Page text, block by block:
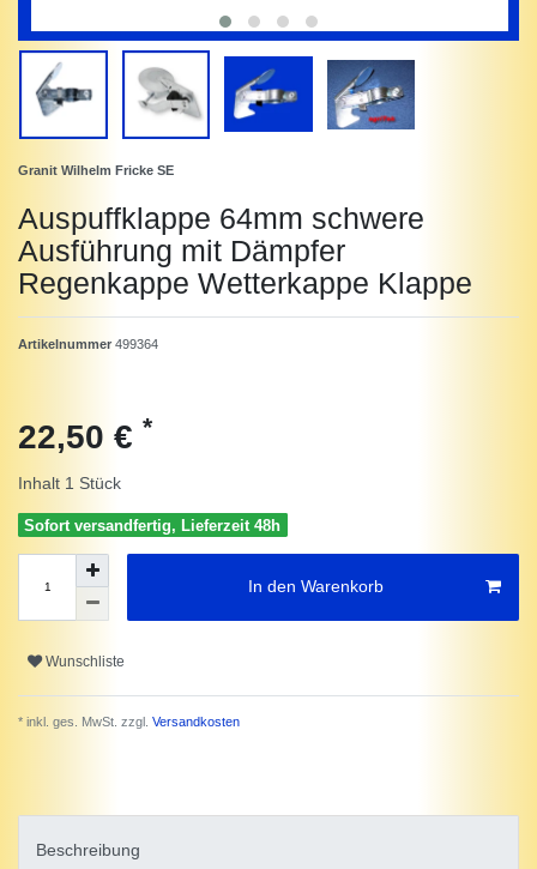
Granit Wilhelm Fricke SE
Auspuffklappe 64mm schwere
Ausführung mit Dämpfer
Regenkappe Wetterkappe Klappe
Artikelnummer 499364
22,50 € *
Inhalt 1 Stück
Sofort versandfertig, Lieferzeit 48h
In den Warenkorb
Wunschliste
* inkl. ges. MwSt. zzgl. Versandkosten
Beschreibung